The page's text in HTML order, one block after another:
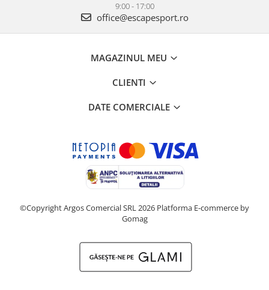
9:00 - 17:00
office@escapesport.ro
MAGAZINUL MEU
CLIENTI
DATE COMERCIALE
©Copyright Argos Comercial SRL 2026 Platforma E-commerce by
Gomag